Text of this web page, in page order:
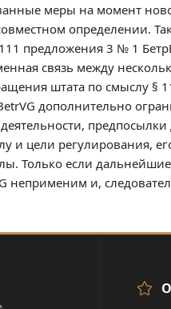
меры на момент
определении.
предложения 3 № 1
связь между
штата по смыслу §
дополнительно
и цели регулирования,
Только если
неприменим и,